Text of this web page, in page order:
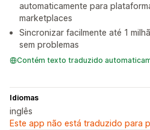
automaticamente para
marketplaces
Sincronizar facilmente até 1
sem problemas
Contém texto traduzido
Idiomas
inglês
Este app não está traduzido para